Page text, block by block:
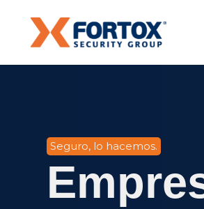
Seguro, lo hacemos.